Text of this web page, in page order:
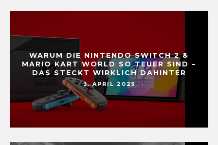
WARUM DIE NINTENDO SWITCH 2 &
MARIO KART WORLD SO TEUER SIND –
DAS STECKT WIRKLICH DAHINTER
3. APRIL 2025